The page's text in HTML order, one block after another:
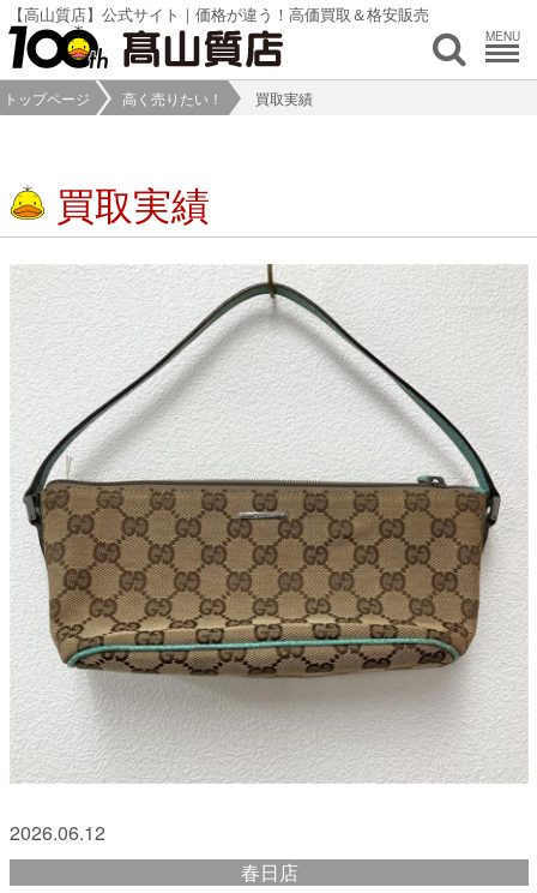
【高山質店】公式サイト｜価格が違う！高価買取＆格安販売
MENU
トップページ 高く売りたい！ 買取実績
買取実績
2026.06.12
春日店